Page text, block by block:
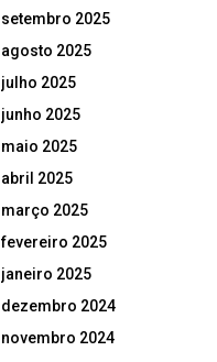
setembro 2025
agosto 2025
julho 2025
junho 2025
maio 2025
abril 2025
março 2025
fevereiro 2025
janeiro 2025
dezembro 2024
novembro 2024